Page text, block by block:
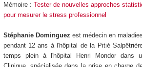
Mémoire : Tester de nouvelles approches
pour mesurer le stress professionnel
Stéphanie Dominguez est médecin en
pendant 12 ans à l'hôpital de la Pitié
temps plein à l'hôpital Henri Mondor dans